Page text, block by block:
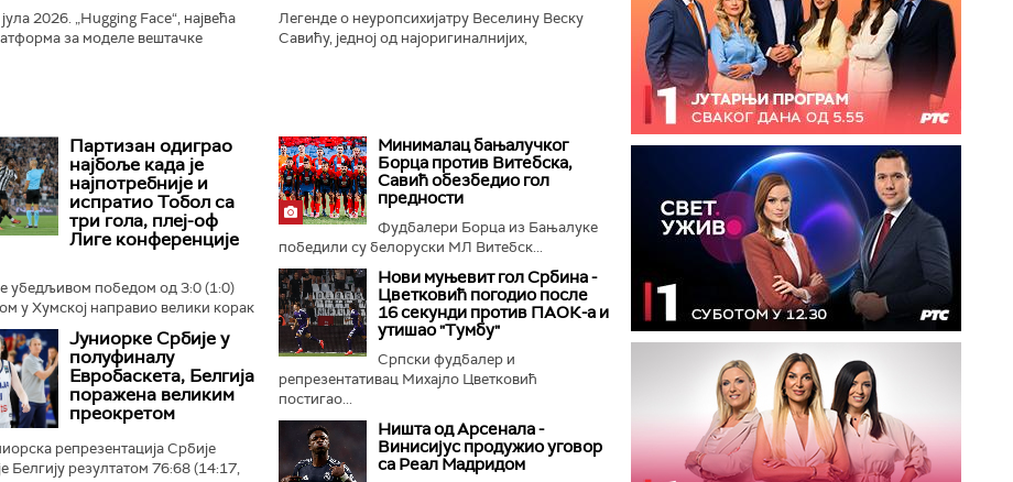
2026. „Hugging Face“, највећа
за моделе вештачке
Легенде о неуропсихијатру Веселину Веску
Савићу, једној од најоригиналнијих,
Партизан одиграо
најбоље када је
најпотребније и
испратио Тобол са
три гола, плеј-оф
Лиге конференције
убедљивом победом од 3:0 (1:0)
у Хумској направио велики корак
у плеј-оф квалификација за Лигу
Црно-бели...
Јуниорке Србије у
полуфиналу
Евробаскета, Белгија
поражена великим
преокретом
репрезентација Србије
Белгију резултатом 76:68 (14:17,
Минималац бањалучког
Борца против Витебска,
Савић обезбедио гол
предности
Фудбалери Борца из Бањалуке
победили су белоруски МЛ Витебск...
Нови муњевит гол Србина -
Цветковић погодио после
16 секунди против ПАОК-а и
утишао "Тумбу"
Српски фудбалер и
репрезентативац Михајло Цветковић
постигао...
Ништа од Арсенала -
Винисијус продужио уговор
са Реал Мадридом